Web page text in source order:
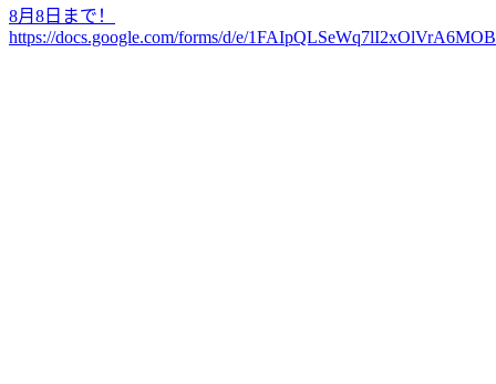
8月8日まで！
https://docs.google.com/forms/d/e/